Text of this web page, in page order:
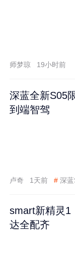
师梦琼 19小时前
深蓝全新S05
到端智驾
卢奇 1天前 # 深
smart新精灵1
达全配齐